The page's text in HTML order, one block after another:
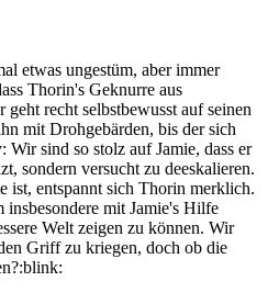
etwas ungestüm, aber immer
Thorin's Geknurre aus
recht selbstbewusst auf seinen
mit Drohgebärden, bis der sich
sind so stolz auf Jamie, dass er
sondern versucht zu deeskalieren.
ist, entspannt sich Thorin merklich.
mit Jamie's Hilfe
Welt zeigen zu können. Wir
Griff zu kriegen, doch ob die